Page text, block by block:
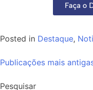
Faça o
Posted in Destaque,
Publicações mais
Pesquisar